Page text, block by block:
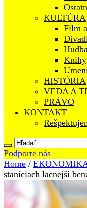
KULTÚRA
Film
Hudba
Knihy
HISTÓRIA
VEDA A
PRÁVO
KONTAKT
Podporte nás
Home /
staniciach lacnejší